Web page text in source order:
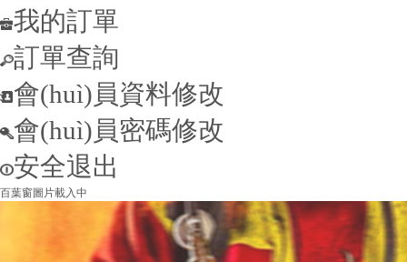
我的訂單
訂單查詢
會(huì)員資料修改
會(huì)員密碼修改
安全退出
百葉窗圖片載入中